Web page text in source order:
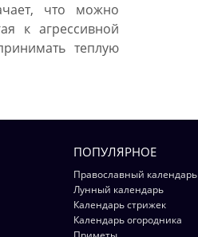
что можно
к агрессивной
теплую
ПОПУЛЯРНОЕ
Православный календарь
Лунный календарь
Календарь стрижек
Календарь огородника